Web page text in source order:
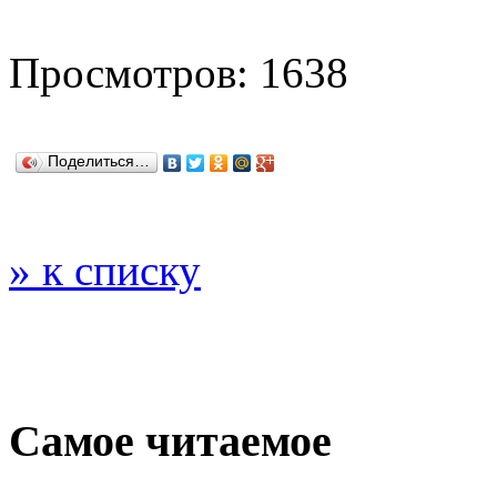
Просмотров: 1638
Поделиться…
» к списку
Самое читаемое